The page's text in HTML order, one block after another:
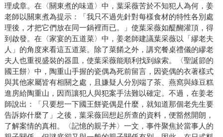
理成章。在〈關東煮的味道〉中，葉采薇苦於不知犯人為何，姜
老師以關東煮為提示：「我只不過先針對每樣食材的特性各別處
理後，才把它們放在同一鍋裡而已。」使葉采薇如醍醐灌頂，得
到啟發。在〈家宴的五道菜〉中，姜老師建議葉采薇以「繆老夫
人」的角度來看這五道菜。除了菜餚之外，講究餐桌禮儀的繆老
夫人也重視盛裝的器皿，使葉采薇能順利找到線索。〈聖誕節的
國王餅〉中，陶重山手握的瓷偶為死前留言，因瓷偶的衣著樣式
與其他家屬皆有相關之處，且嫌疑人分別端了茶、燕窩與綠豆糕
進房給陶重山，因而讓犯人與犯案手法難以確定。不過，在姜老
師說出：「只要想一下國王餅瓷偶是什麼，就知道那個老先生要
告訴妳什麼了」之後，葉采薇回想起所查的資料，便豁然開朗，
了解案情的真相。〈記憶的親子丼〉一文，事件聚焦於當事人的